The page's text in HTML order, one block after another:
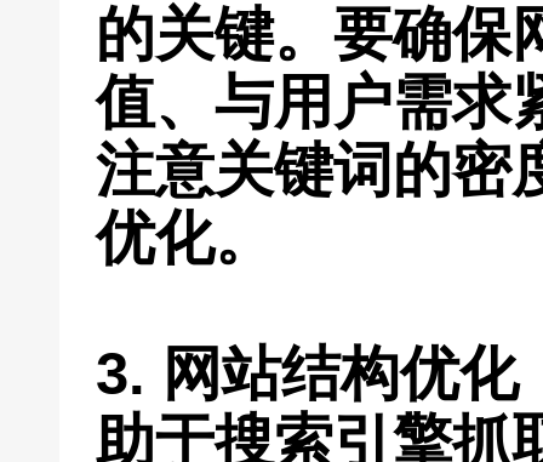
的关键。要确保
值、与用户需求
注意关键词的密
优化。
3. 网站结构优化
助于搜索引擎抓